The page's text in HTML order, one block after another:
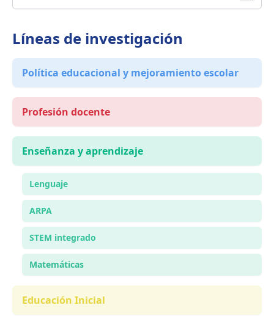
Líneas de investigación
Política educacional y mejoramiento escolar
Profesión docente
Enseñanza y aprendizaje
Lenguaje
ARPA
STEM integrado
Matemáticas
Educación Inicial